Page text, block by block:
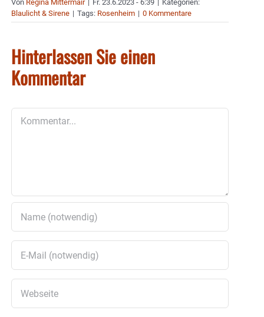
Von Regina Mittermair | Fr. 23.6.2023 - 6:39 | Kategorien:
Blaulicht & Sirene | Tags: Rosenheim | 0 Kommentare
Hinterlassen Sie einen
Kommentar